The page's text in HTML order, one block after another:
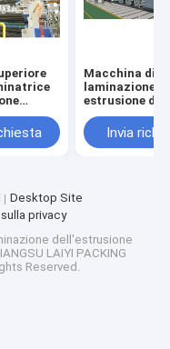
Macchina di
laminazione
estrusione di
imballaggi
liquidi
fabbrica
Invia
Desktop Site
privacy
dell'estrusione
LAIYI PACKING
Reserved.